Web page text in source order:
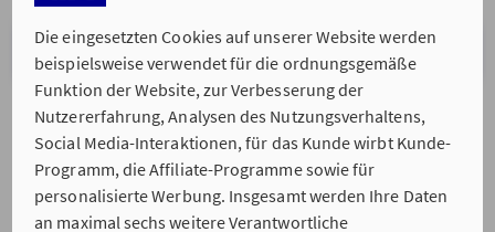
Die eingesetzten Cookies auf unserer Website werden
beispielsweise verwendet für die ordnungsgemäße
Funktion der Website, zur Verbesserung der
Nutzererfahrung, Analysen des Nutzungsverhaltens,
Social Media-Interaktionen, für das Kunde wirbt Kunde-
Programm, die Affiliate-Programme sowie für
personalisierte Werbung. Insgesamt werden Ihre Daten
an maximal sechs weitere Verantwortliche
VERSTANDEN & WEITER